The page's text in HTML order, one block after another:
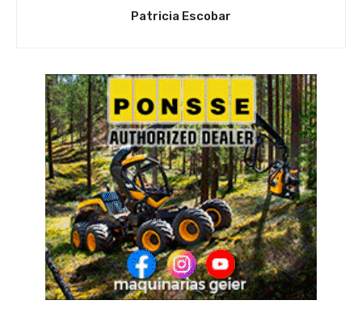
Patricia Escobar